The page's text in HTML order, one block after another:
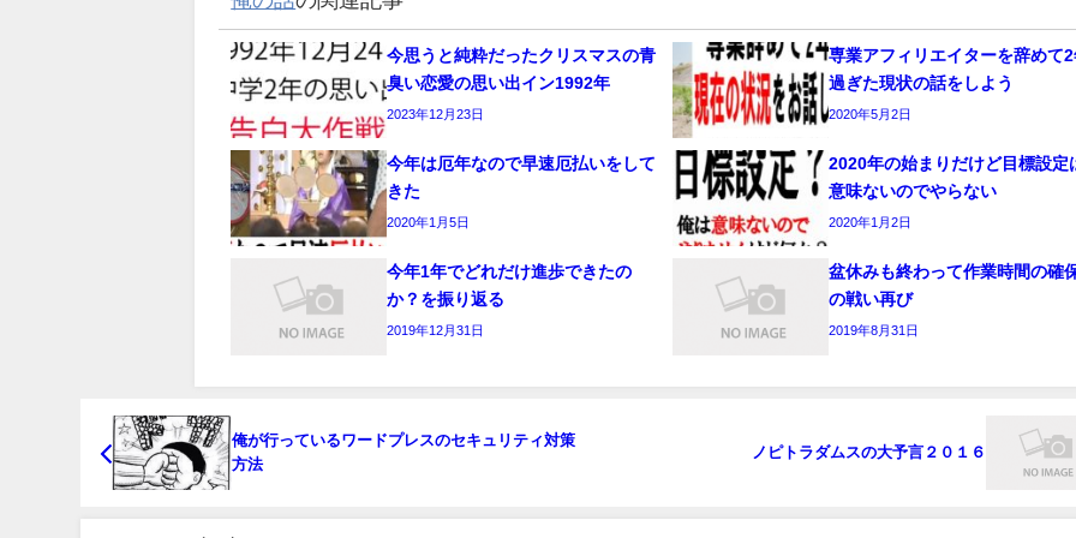
今思うと純粋だったクリスマスの青
臭い恋愛の思い出イン1992年
2023年12月23日
専業アフィリエイターを辞めて2
過ぎた現状の話をしよう
2020年5月2日
今年は厄年なので早速厄払いをして
きた
2020年1月5日
2020年の始まりだけど目標設定
意味ないのでやらない
2020年1月2日
今年1年でどれだけ進歩できたの
か？を振り返る
2019年12月31日
盆休みも終わって作業時間の確
の戦い再び
2019年8月31日
俺が行っているワードプレスのセキュリティ対策
方法
ノピトラダムスの大予言２０１６